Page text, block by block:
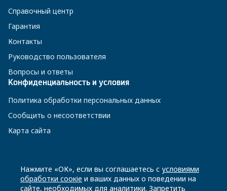
Справочный центр
Гарантия
Контакты
Руководство пользователя
Вопросы и ответы
Конфиденциальность и условия
Политика обработки персональных данных
Сообщить о несоответствии
Карта сайта
8 800 200-23-56
Нажмите «ОК», если вы соглашаетесь с условиями
обработки соокіе и ваших данных о поведении на
сайте, необходимых для аналитики. Запретить